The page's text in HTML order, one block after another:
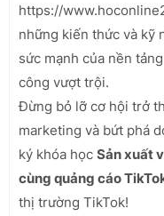
https://
những kiến thức và kỹ
sức mạnh của nền
công vượt trội.
Đừng bỏ lỡ cơ hội trở
marketing và bứt phá
ký khóa học Sản xuất
cùng quảng cáo
thị trường TikTok!